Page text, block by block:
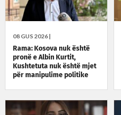
08 GUS 2026 |
Rama: Kosova nuk është
pronë e Albin Kurtit,
Kushtetuta nuk është mjet
për manipulime politike